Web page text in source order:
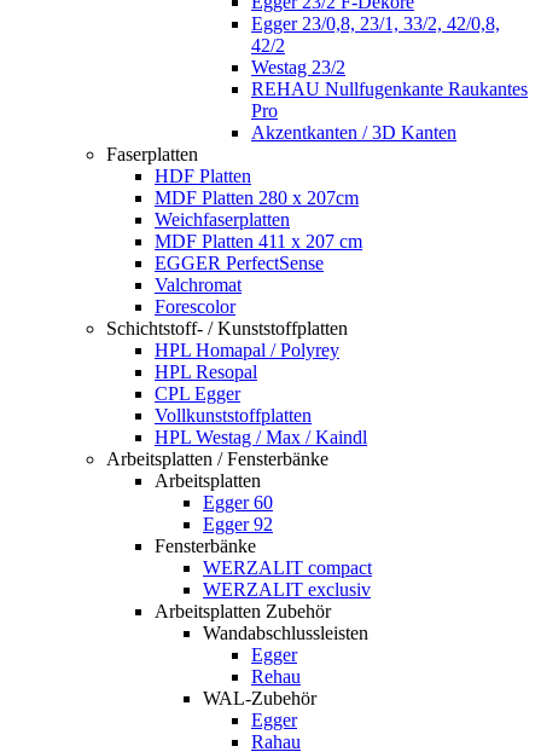
Egger 23/0,8, 23/1, 33/2, 42/0,8,
42/2
Westag 23/2
REHAU Nullfugenkante Raukantes
Pro
Akzentkanten / 3D Kanten
Faserplatten
HDF Platten
MDF Platten 280 x 207cm
Weichfaserplatten
MDF Platten 411 x 207 cm
EGGER PerfectSense
Valchromat
Forescolor
Schichtstoff- / Kunststoffplatten
HPL Homapal / Polyrey
HPL Resopal
CPL Egger
Vollkunststoffplatten
HPL Westag / Max / Kaindl
Arbeitsplatten / Fensterbänke
Arbeitsplatten
Egger 60
Egger 92
Fensterbänke
WERZALIT compact
WERZALIT exclusiv
Arbeitsplatten Zubehör
Wandabschlussleisten
Egger
Rehau
WAL-Zubehör
Egger
Rahau